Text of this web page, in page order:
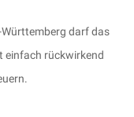
darf das
einfach rückwirkend